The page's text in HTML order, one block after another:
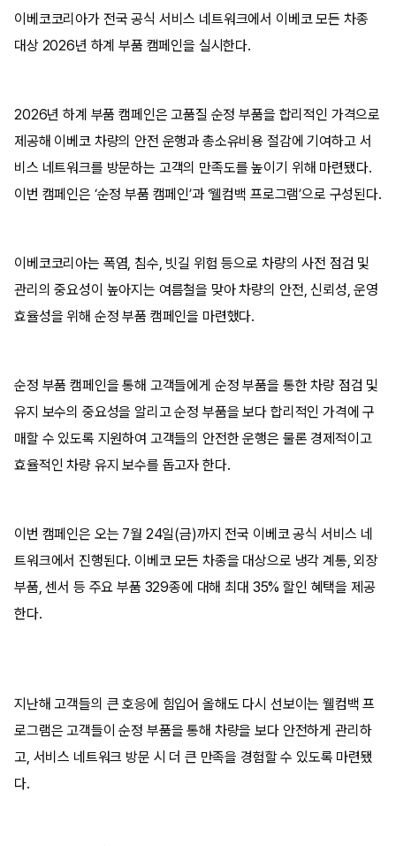
이베코코리아가 전국 공식 서비스 네트워크에서 이베코 모든 차종
대상 2026년 하계 부품 캠페인을 실시한다.
2026년 하계 부품 캠페인은 고품질 순정 부품을 합리적인 가격으로
제공해 이베코 차량의 안전 운행과 총소유비용 절감에 기여하고 서
비스 네트워크를 방문하는 고객의 만족도를 높이기 위해 마련됐다.
이번 캠페인은 ‘순정 부품 캠페인’과 ‘웰컴백 프로그램’으로 구성된다.
이베코코리아는 폭염, 침수, 빗길 위험 등으로 차량의 사전 점검 및
관리의 중요성이 높아지는 여름철을 맞아 차량의 안전, 신뢰성, 운영
효율성을 위해 순정 부품 캠페인을 마련했다.
순정 부품 캠페인을 통해 고객들에게 순정 부품을 통한 차량 점검 및
유지 보수의 중요성을 알리고 순정 부품을 보다 합리적인 가격에 구
매할 수 있도록 지원하여 고객들의 안전한 운행은 물론 경제적이고
효율적인 차량 유지 보수를 돕고자 한다.
이번 캠페인은 오는 7월 24일(금)까지 전국 이베코 공식 서비스 네
트워크에서 진행된다. 이베코 모든 차종을 대상으로 냉각 계통, 외장
부품, 센서 등 주요 부품 329종에 대해 최대 35% 할인 혜택을 제공
한다.
지난해 고객들의 큰 호응에 힘입어 올해도 다시 선보이는 웰컴백 프
로그램은 고객들이 순정 부품을 통해 차량을 보다 안전하게 관리하
고, 서비스 네트워크 방문 시 더 큰 만족을 경험할 수 있도록 마련됐
다.